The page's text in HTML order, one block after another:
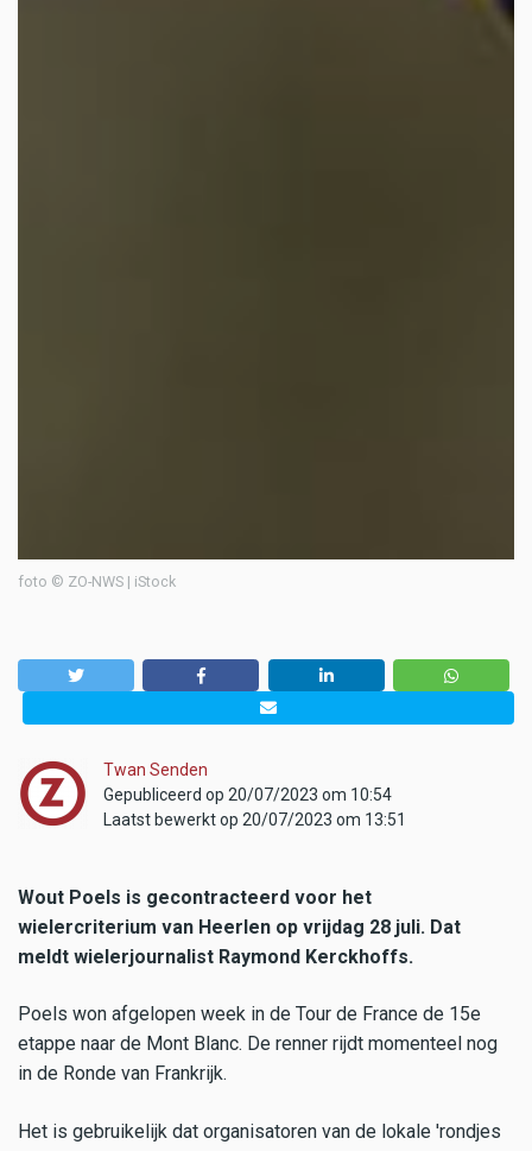
foto © ZO-NWS | iStock
Twan Senden
Gepubliceerd op 20/07/2023 om 10:54
Laatst bewerkt op 20/07/2023 om 13:51
Wout Poels is gecontracteerd voor het
wielercriterium van Heerlen op vrijdag 28 juli. Dat
meldt wielerjournalist Raymond Kerckhoffs.
Poels won afgelopen week in de Tour de France de 15e
etappe naar de Mont Blanc. De renner rijdt momenteel nog
in de Ronde van Frankrijk.
Het is gebruikelijk dat organisatoren van de lokale 'rondjes